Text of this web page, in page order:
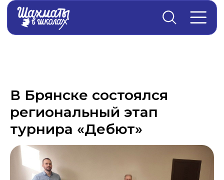
В Брянске состоялся
региональный этап
турнира «Дебют»